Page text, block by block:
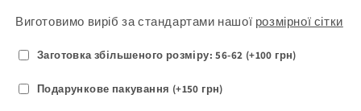
Виготовимо виріб за стандартами нашої розмірної сітки
Заготовка збільшеного розміру: 56-62 (+100 грн)
Подарункове пакування (+150 грн)